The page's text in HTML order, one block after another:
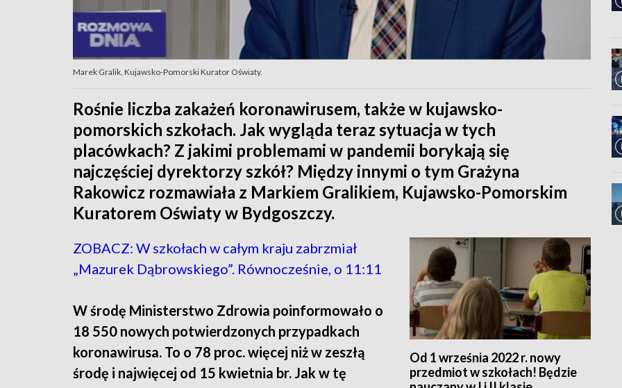
Marek Gralik, Kujawsko-Pomorski Kurator Oświaty.
Rośnie liczba zakażeń koronawirusem, także w kujawsko-
pomorskich szkołach. Jak wygląda teraz sytuacja w tych
placówkach? Z jakimi problemami w pandemii borykają się
najczęściej dyrektorzy szkół? Między innymi o tym Grażyna
Rakowicz rozmawiała z Markiem Gralikiem, Kujawsko-Pomorskim
Kuratorem Oświaty w Bydgoszczy.
Od 1 września 2022 r. nowy
przedmiot w szkołach! Będzie
ZOBACZ: W szkołach w całym kraju zabrzmiał
„Mazurek Dąbrowskiego”. Równocześnie, o 11:11
W środę Ministerstwo Zdrowia poinformowało o
18 550 nowych potwierdzonych przypadkach
koronawirusa. To o 78 proc. więcej niż w zeszłą
środę i najwięcej od 15 kwietnia br. Jak w tę